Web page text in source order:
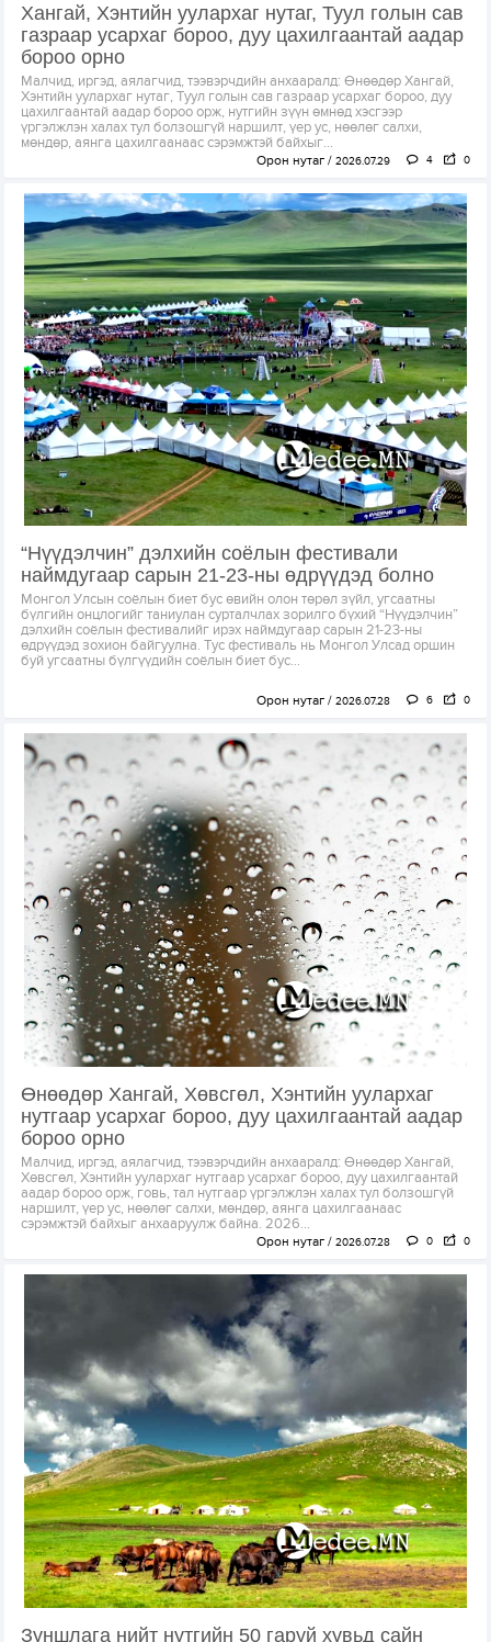
Хангай, Хэнтийн уулархаг нутаг, Туул голын сав
газраар усархаг бороо, дуу цахилгаантай аадар
бороо орно
Малчид, иргэд, аялагчид, тээвэрчдийн анхааралд: Өнөөдөр Хангай,
Хэнтийн уулархаг нутаг, Туул голын сав газраар усархаг бороо, дуу
цахилгаантай аадар бороо орж, нутгийн зүүн өмнөд хэсгээр
үргэлжлэн халах тул болзошгүй наршилт, үер ус, нөөлөг салхи,
мөндөр, аянга цахилгаанаас сэрэмжтэй байхыг...
Орон нутаг 2026.07.29 4 0
“Нүүдэлчин” дэлхийн соёлын фестивали
наймдугаар сарын 21-23-ны өдрүүдэд болно
Монгол Улсын соёлын биет бус өвийн олон төрөл зүйл, угсаатны
бүлгийн онцлогийг таниулан сурталчлах зорилго бүхий “Нүүдэлчин”
дэлхийн соёлын фестивалийг ирэх наймдугаар сарын 21-23-ны
өдрүүдэд зохион байгуулна. Тус фестиваль нь Монгол Улсад оршин
буй угсаатны бүлгүүдийн соёлын биет бус...
Орон нутаг 2026.07.28 6 0
Өнөөдөр Хангай, Хөвсгөл, Хэнтийн уулархаг
нутгаар усархаг бороо, дуу цахилгаантай аадар
бороо орно
Малчид, иргэд, аялагчид, тээвэрчдийн анхааралд: Өнөөдөр Хангай,
Хөвсгөл, Хэнтийн уулархаг нутгаар усархаг бороо, дуу цахилгаантай
аадар бороо орж, говь, тал нутгаар үргэлжлэн халах тул болзошгүй
наршилт, үер ус, нөөлөг салхи, мөндөр, аянга цахилгаанаас
сэрэмжтэй байхыг анхааруулж байна. 2026...
Орон нутаг 2026.07.28 0 0
Зуншлага нийт нутгийн 50 гаруй хувьд сайн